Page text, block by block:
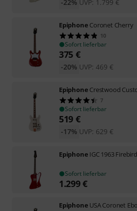
UVP: 1.799 €
-22%
Epiphone Coronet Cherry
10
Sofort lieferbar
375 €
UVP: 469 €
-20%
Epiphone Crestwood
7
Sofort lieferbar
519 €
UVP: 629 €
-17%
Epiphone IGC 1963
Sofort lieferbar
1.299€
Epiphone USA Coronet